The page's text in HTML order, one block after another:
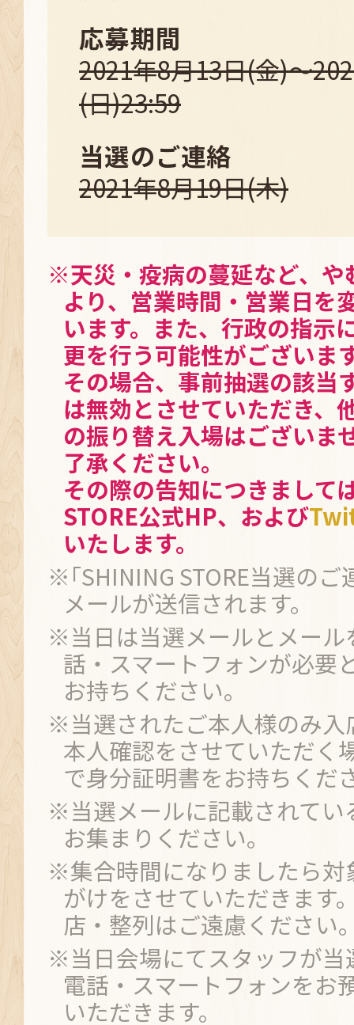
応募期間
2021年8月13日(金)～
(日)23:59
当選のご連絡
2021年8月19日(木)
※天災・疫病の蔓延など、や
より、営業時間・営業日を
います。また、行政の指示
更を行う可能性がございま
その場合、事前抽選の該当
は無効とさせていただき、
の振り替え入場はございま
了承ください。
その際の告知につきまして
STORE公式HP、および
いたします。
※｢SHINING STORE当選のご
メールが送信されます。
※当日は当選メールとメール
話・スマートフォンが必要
お持ちください。
※当選されたご本人様のみ入
本人確認をさせていただく
で身分証明書をお持ちくだ
※当選メールに記載されてい
お集まりください。
※集合時間になりましたら対
がけをさせていただきます
店・整列はご遠慮ください
※当日会場にてスタッフが当
電話・スマートフォンをお
いただきます。